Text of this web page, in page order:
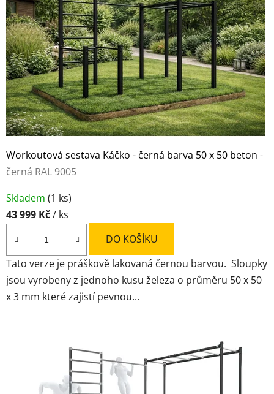
e
s
t
a
v
y
Workoutová sestava Káčko - černá barva 50 x 50 beton -
černá RAL 9005
hodnocení
produktu
5,0
z
5
hvězdiček.
Skladem (1 ks)
43 999 Kč/ ks
DO KOŠÍKU
Tato verze je práškově lakovaná černou barvou. Sloupky
jsou vyrobeny z jednoho kusu železa o průměru 50 x 50
x 3 mm které zajistí pevnou...